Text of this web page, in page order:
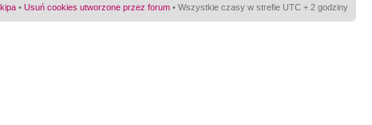
• Usuń cookies utworzone przez forum • Wszystkie czasy w strefie UTC + 2 godziny